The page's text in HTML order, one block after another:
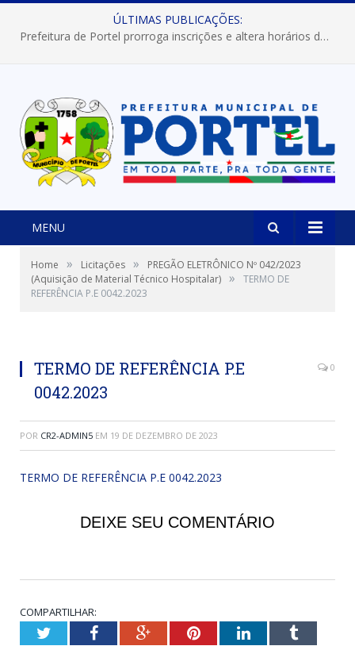
ÚLTIMAS PUBLICAÇÕES:
Prefeitura de Portel prorroga inscrições e altera horários dos concursos “Musa” e “Miss Mix Verão 2026”
MENU
Home » Licitações »
PREGÃO ELETRÔNICO Nº 042/2023
(Aquisição de Material Técnico Hospitalar) »
TERMO DE
REFERÊNCIA P.E 0042.2023
TERMO DE REFERÊNCIA P.E
0042.2023
0
POR CR2-ADMIN5 EM 19 DE DEZEMBRO DE 2023
TERMO DE REFERÊNCIA P.E 0042.2023
DEIXE SEU COMENTÁRIO
COMPARTILHAR:
TwitterFacebookGoogle+PinterestLinkedInTumblr